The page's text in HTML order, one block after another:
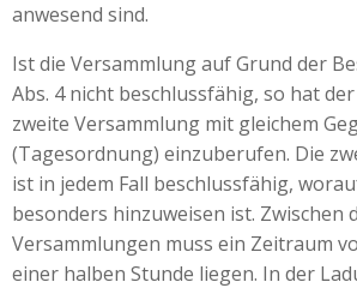
anwesend sind.
Ist die Versammlung auf Grund der
Abs. 4 nicht beschlussfähig, so hat
zweite Versammlung mit gleichem
(Tagesordnung) einzuberufen. Die
ist in jedem Fall beschlussfähig,
besonders hinzuweisen ist. Zwischen
Versammlungen muss ein Zeitraum
einer halben Stunde liegen. In der